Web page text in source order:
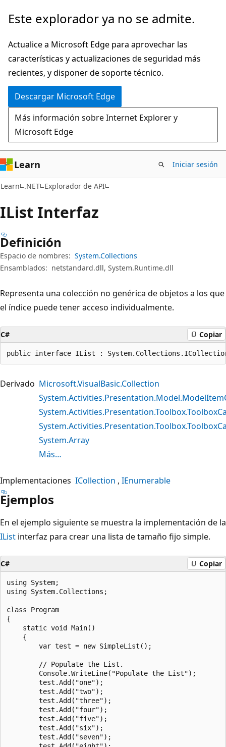
Ir
contenido
principal
Ir
la
navegación
en
la
página
Este explorador ya no se admite.
Actualice a Microsoft Edge para aprovechar las
características y actualizaciones de seguridad más
recientes, y disponer de soporte técnico.
Descargar Microsoft Edge
Más información sobre Internet Explorer y
Microsoft Edge
Learn Iniciar sesión
Learn .NET Explorador de API
IList Interfaz
Definición
Espacio de nombres: System.Collections
Ensamblados: netstandard.dll, System.Runtime.dll
Representa una colección no genérica de objetos a los que
el índice puede tener acceso individualmente.
C# Copiar
public interface IList :
Derivado Microsoft.VisualBasic.Collection
System.Array
Más…
Implementaciones ICollection IEnumerable
Ejemplos
En el ejemplo siguiente se muestra la implementación de la
IList interfaz para crear una lista de tamaño fijo simple.
C# Copiar
using System;
using System.Collections;
class Program
{
    static void Main()
    {
        var test = new SimpleList();
        // Populate the List.
        Console.WriteLine("Populate the List");
        test.Add("one");
        test.Add("two");
        test.Add("three");
        test.Add("four");
        test.Add("five");
        test.Add("six");
        test.Add("seven");